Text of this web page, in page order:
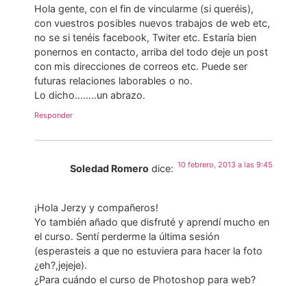
Hola gente, con el fin de vincularme (si queréis),
con vuestros posibles nuevos trabajos de web etc,
no se si tenéis facebook, Twiter etc. Estaría bien
ponernos en contacto, arriba del todo deje un post
con mis direcciones de correos etc. Puede ser
futuras relaciones laborables o no.
Lo dicho……..un abrazo.
Responder
Soledad Romero dice: 10 febrero, 2013 a las 9:45
¡Hola Jerzy y compañeros!
Yo también añado que disfruté y aprendí mucho en
el curso. Sentí perderme la última sesión
(esperasteis a que no estuviera para hacer la foto
¿eh?,jejeje).
¿Para cuándo el curso de Photoshop para web?